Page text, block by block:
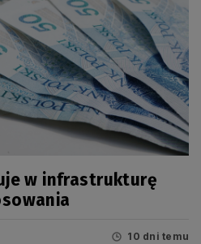
w infrastrukturę
10 dni temu